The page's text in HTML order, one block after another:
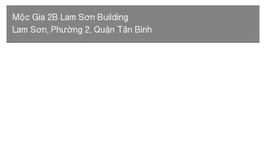
Mộc Gia 2B Lam Sơn Building
Lam Sơn, Phường 2, Quận Tân Bình